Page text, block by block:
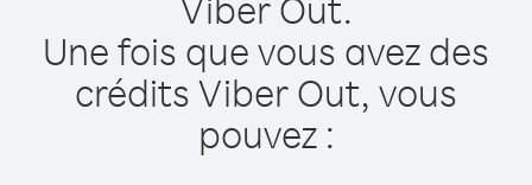
Une fois que vous avez des
crédits Viber Out, vous
pouvez :